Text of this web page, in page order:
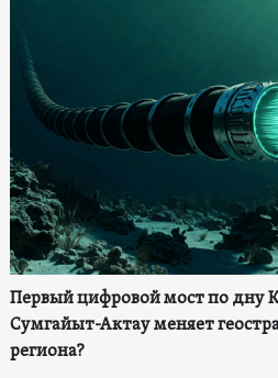
Первый цифровой мост по дну
Сумгайыт-Актау меняет
региона?